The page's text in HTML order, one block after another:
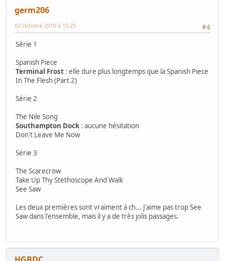
germ206
#4
02 Octobre 2010 à 15:25
Série 1
Spanish Piece
Terminal Frost : elle dure plus longtemps que la Spanish Piece
In The Flesh (Part 2)
Série 2
The Nile Song
Southampton Dock : aucune hésitation
Don't Leave Me Now
Série 3
The Scarecrow
Take Up Thy Stethoscope And Walk
See Saw
Les deux premières sont vraiment à ch... J'aime pas trop See
Saw dans l'ensemble, mais il y a de très jolis passages.